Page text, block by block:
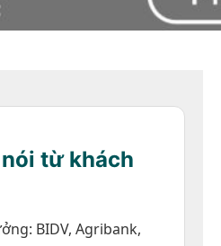
từ khách
BIDV, Agribank,